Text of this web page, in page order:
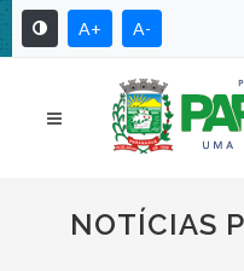
A+ A-
NOTÍCIAS